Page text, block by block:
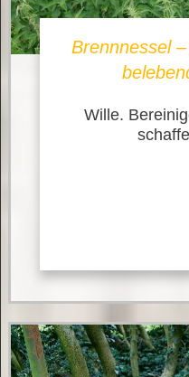
Brennnessel
Wille.